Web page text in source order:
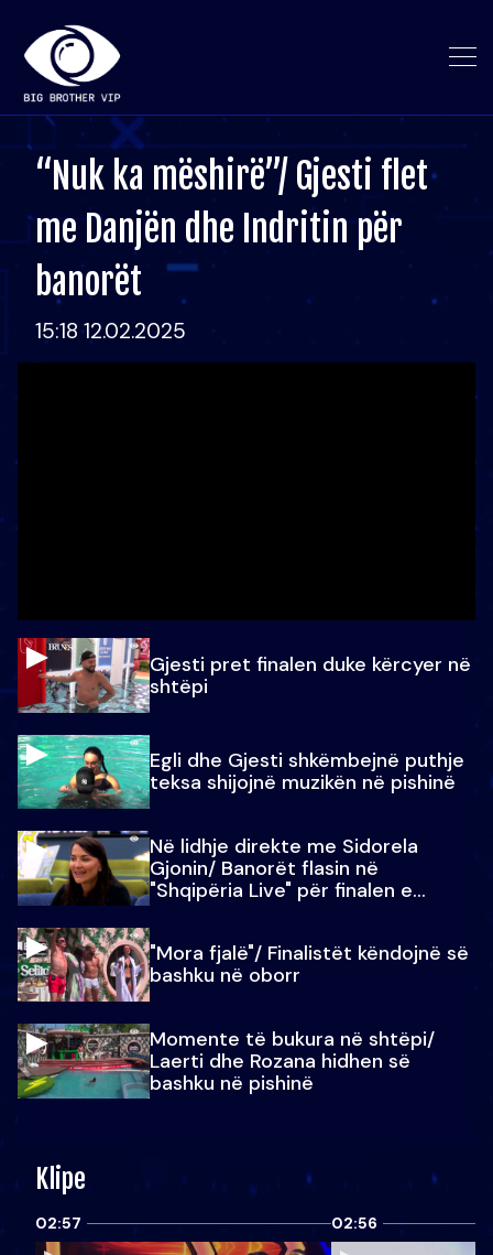
“Nuk ka mëshirë”/ Gjesti flet
me Danjën dhe Indritin për
banorët
15:18 12.02.2025
Gjesti pret finalen duke kërcyer në
shtëpi
Egli dhe Gjesti shkëmbejnë puthje
teksa shijojnë muzikën në pishinë
Në lidhje direkte me Sidorela
Gjonin/ Banorët flasin në
"Shqipëria Live" për finalen e
"Mora fjalë"/ Finalistët këndojnë së
bashku në oborr
Momente të bukura në shtëpi/
Laerti dhe Rozana hidhen së
bashku në pishinë
Klipe
02:57 02:56